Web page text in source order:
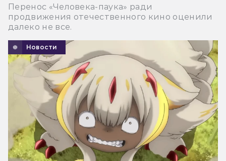
Перенос «Человека-паука» ради
продвижения отечественного кино оценили
далеко не все.
Новости